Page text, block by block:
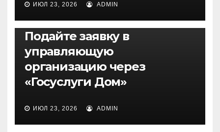
ИЮЛ 23, 2026 ADMIN
НОВОСТИ
Подайте заявку в
управляющую
организацию через
«Госуслуги Дом»
ИЮЛ 23, 2026 ADMIN